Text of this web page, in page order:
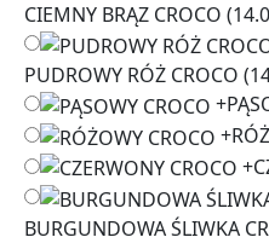
CIEMNY BRĄZ CROCO
PUDROWY RÓŻ CROCO
+
+
+
BURGUNDOWA ŚLIWKA